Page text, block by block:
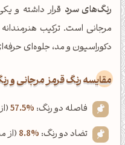
رنگ‌های سرد قرار داشته و
مرجانی است. ترکیب
دکوراسیون و مد، جلوه‌ای
‌مقایسه رنگ قرمز مرجانی و
فاصله دو رنگ: 57.5%
تضاد دو رنگ: 8.8% (از